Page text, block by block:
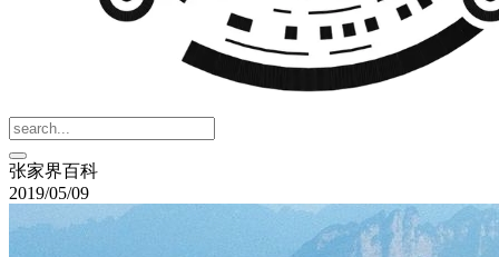
张家界百科
2019/05/09